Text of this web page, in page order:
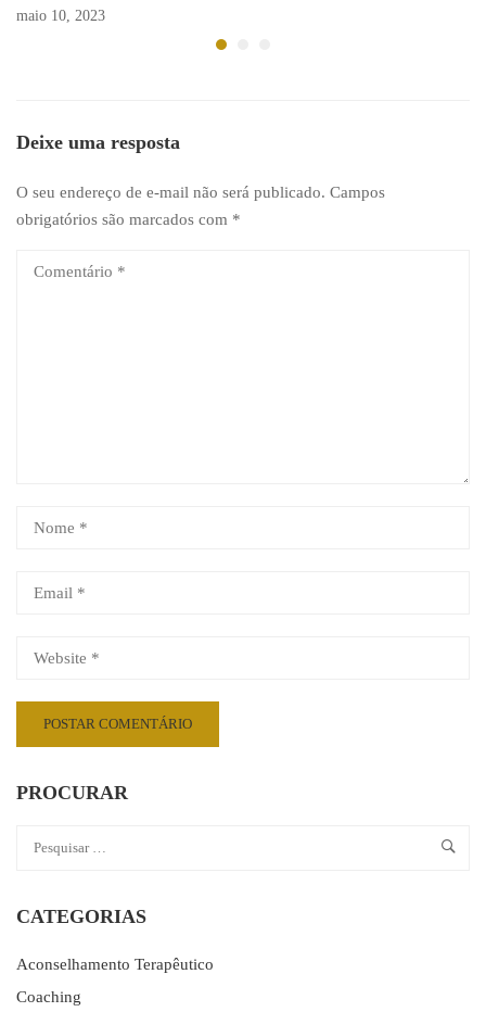
maio 10, 2023
Deixe uma resposta
O seu endereço de e-mail não será publicado. Campos
obrigatórios são marcados com *
PROCURAR
CATEGORIAS
Aconselhamento Terapêutico
Coaching